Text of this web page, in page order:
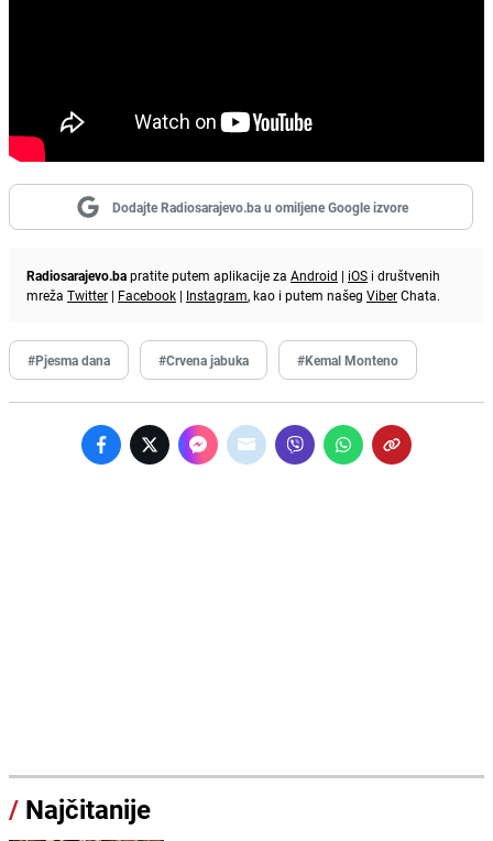
Dodajte Radiosarajevo.ba u omiljene Google izvore
Radiosarajevo.bapratite putem aplikacije za Android | iOS i društvenih
mreža Twitter | Facebook | Instagram, kao i putem našeg ViberChata.
#Pjesma dana #Crvena jabuka #Kemal Monteno
/ Najčitanije